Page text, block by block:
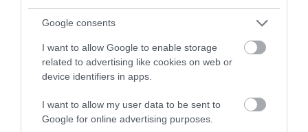
Google consents
I want to allow Google to enable storage
related to advertising like cookies on web or
device identifiers in apps.
I want to allow my user data to be sent to
Google for online advertising purposes.
01.08.2026 12:11